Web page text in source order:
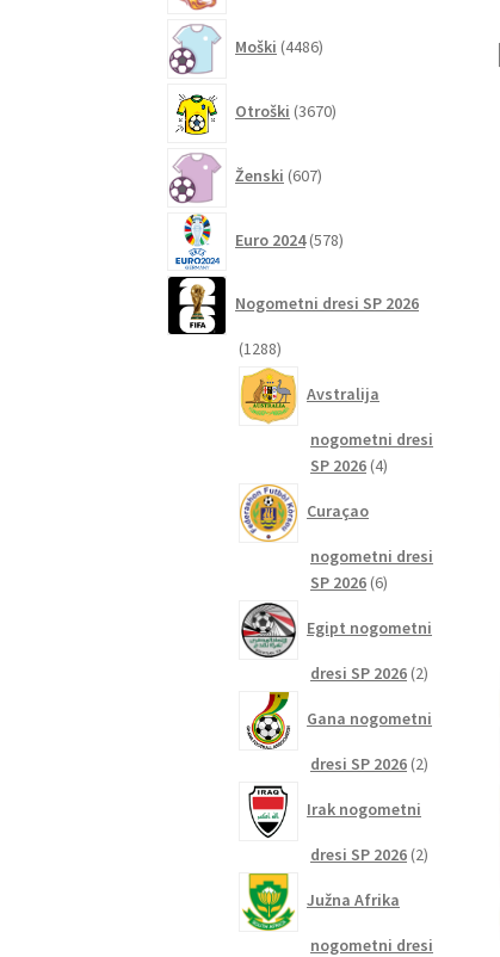
Moški 4486izdelkov
Otroški 3670izdelkov
Ženski 607izdelkov
Euro 2024 578izdelkov
Nogometni dresi SP 2026
12881288
izdelkov
Avstralija
nogometni dresi
SP 2026 44
Curaçao
nogometni dresi
SP 2026 66
Egipt nogometni
dresi SP 2026 22
Gana nogometni
dresi SP 2026 22
Irak nogometni
dresi SP 2026 22
Južna Afrika
nogometni dresi